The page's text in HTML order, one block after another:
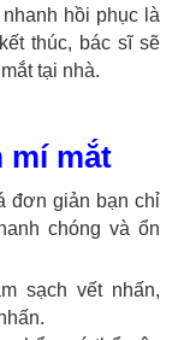
hồi phục là
thúc, bác sĩ sẽ
tại nhà.
mí mắt
đơn giản bạn chỉ
chóng và ổn
sạch vết nhấn,